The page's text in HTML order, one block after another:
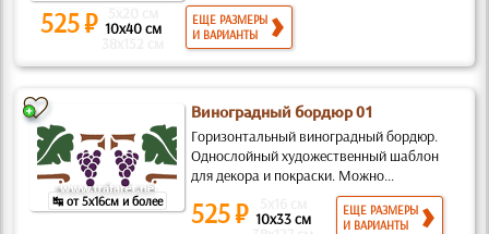
525 ₽ 10x40 см
ЕЩЕ РАЗМЕРЫ
И ВАРИАНТЫ
↹ от 5x16см и более
Виноградный бордюр 01
Горизонтальный виноградный бордюр.
Однослойный художественный шаблон
для декора и покраски. Можно...
525 ₽ 10x33 см
ЕЩЕ РАЗМЕРЫ
И ВАРИАНТЫ